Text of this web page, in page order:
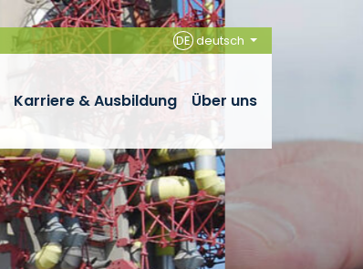
DEdeutsch
Karriere & Ausbildung Über uns